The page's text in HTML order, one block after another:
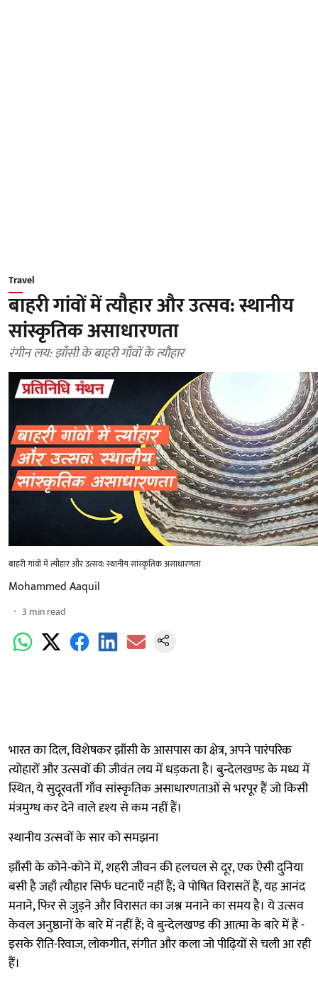
Travel
बाहरी गांवों में त्यौहार और उत्सव: स्थानीय
सांस्कृतिक असाधारणता
रंगीन लय: झाँसी के बाहरी गाँवों के त्यौहार
बाहरी गांवों में त्यौहार और उत्सव: स्थानीय सांस्कृतिक असाधारणता
Mohammed Aaquil
3 min read
भारत का दिल, विशेषकर झाँसी के आसपास का क्षेत्र, अपने पारंपरिक
त्योहारों और उत्सवों की जीवंत लय में धड़कता है। बुन्देलखण्ड के मध्य में
स्थित, ये सुदूरवर्ती गाँव सांस्कृतिक असाधारणताओं से भरपूर हैं जो किसी
मंत्रमुग्ध कर देने वाले दृश्य से कम नहीं हैं।
स्थानीय उत्सवों के सार को समझना
झाँसी के कोने-कोने में, शहरी जीवन की हलचल से दूर, एक ऐसी दुनिया
बसी है जहाँ त्यौहार सिर्फ घटनाएँ नहीं हैं; वे पोषित विरासतें हैं, यह आनंद
मनाने, फिर से जुड़ने और विरासत का जश्न मनाने का समय है। ये उत्सव
केवल अनुष्ठानों के बारे में नहीं हैं; वे बुन्देलखण्ड की आत्मा के बारे में हैं -
इसके रीति-रिवाज, लोकगीत, संगीत और कला जो पीढ़ियों से चली आ रही
हैं।